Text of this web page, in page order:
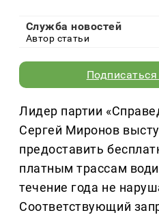
Служба новостей
Автор статьи
Лидер партии
Сергей Миронов
предоставить
платным трассам
течение года не
Соответствующий